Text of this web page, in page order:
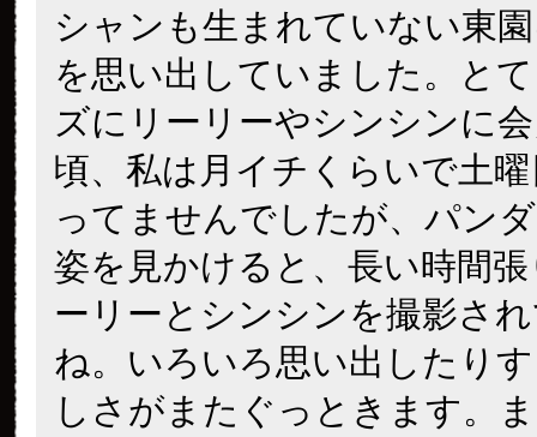
シャンも生まれていない東
を思い出していました。と
ズにリーリーやシンシンに
頃、私は月イチくらいで土
ってませんでしたが、パン
姿を見かけると、長い時間
ーリーとシンシンを撮影さ
ね。いろいろ思い出したり
しさがまたぐっときます。